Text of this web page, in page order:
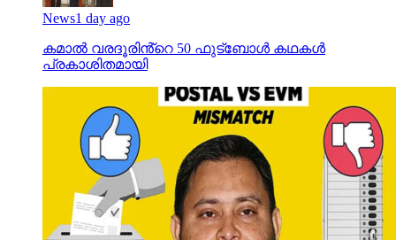
News1 day ago
കമാൽ വരദൂരിൻ്റെ 50 ഫുട്ബോൾ കഥകൾ
പ്രകാശിതമായി